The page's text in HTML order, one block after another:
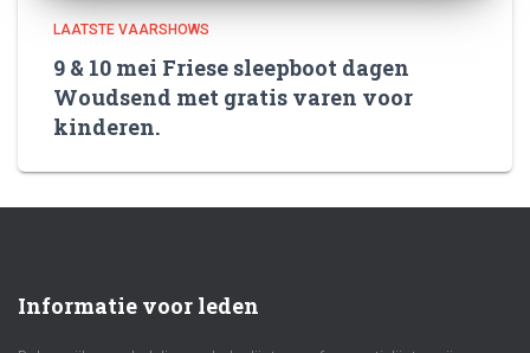
LAATSTE VAARSHOWS
9 & 10 mei Friese sleepboot dagen
Woudsend met gratis varen voor
kinderen.
Informatie voor leden